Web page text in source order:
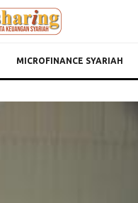
MICROFINANCE SYARIAH